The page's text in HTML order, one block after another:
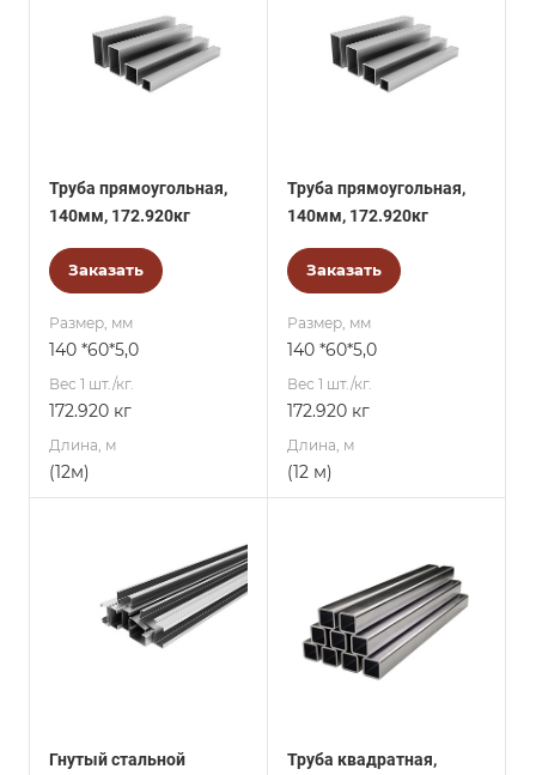
Труба прямоугольная,
140мм, 172.920кг
Заказать
Размер, мм
140 *60*5,0
Вес 1 шт./кг.
172.920 кг
Длина, м
(12м)
Труба прямоугольная,
140мм, 172.920кг
Заказать
Размер, мм
140 *60*5,0
Вес 1 шт./кг.
172.920 кг
Длина, м
(12 м)
Гнутый стальной
Труба квадратная,